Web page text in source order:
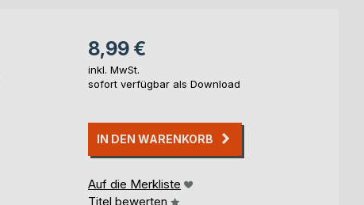
8,99 €
inkl. MwSt.
sofort verfügbar als Download
IN DEN WARENKORB
Auf die Merkliste
Titel bewerten